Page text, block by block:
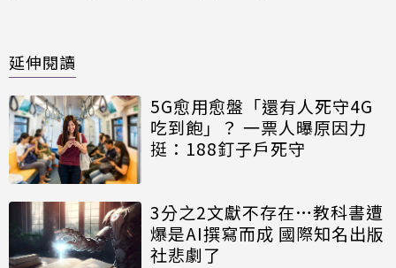
延伸閱讀
5G愈用愈盤「還有人死守4G
吃到飽」？ 一票人曝原因力
挺：188釘子戶死守
3分之2文獻不存在…教科書遭
爆是AI撰寫而成 國際知名出版
社悲劇了